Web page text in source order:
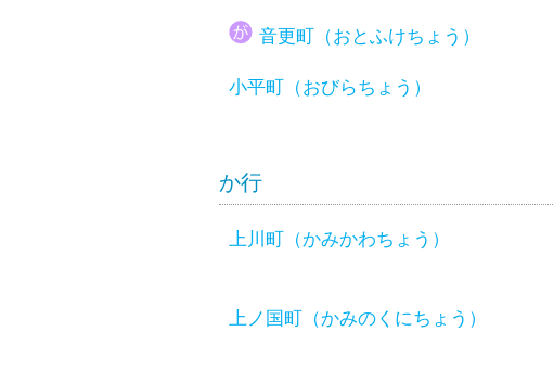
音更町（おとふけちょう）
小平町（おびらちょう）
か行
上川町（かみかわちょう）
上ノ国町（かみのくにちょう）